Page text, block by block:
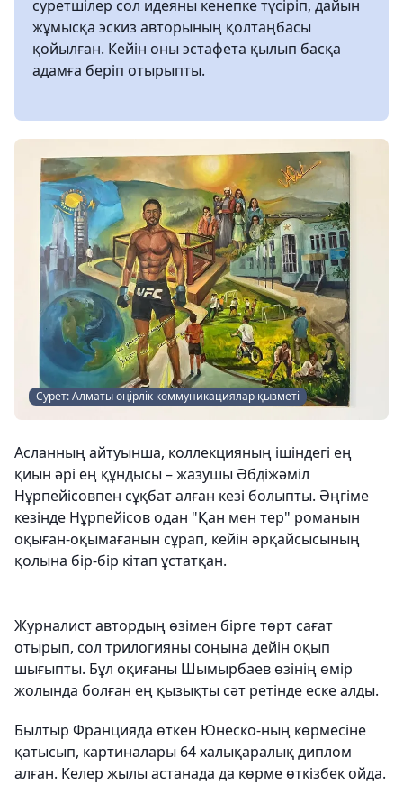
суретшілер сол идеяны кенепке түсіріп, дайын
жұмысқа эскиз авторының қолтаңбасы
қойылған. Кейін оны эстафета қылып басқа
адамға беріп отырыпты.
Сурет: Алматы өңірлік коммуникациялар қызметі
Асланның айтуынша, коллекцияның ішіндегі ең
қиын әрі ең құндысы – жазушы Әбдіжәміл
Нұрпейісовпен сұқбат алған кезі болыпты. Әңгіме
кезінде Нұрпейісов одан "Қан мен тер" романын
оқыған-оқымағанын сұрап, кейін әрқайсысының
қолына бір-бір кітап ұстатқан.
Журналист автордың өзімен бірге төрт сағат
отырып, сол трилогияны соңына дейін оқып
шығыпты. Бұл оқиғаны Шымырбаев өзінің өмір
жолында болған ең қызықты сәт ретінде еске алды.
Былтыр Францияда өткен Юнеско-ның көрмесіне
қатысып, картиналары 64 халықаралық диплом
алған. Келер жылы астанада да көрме өткізбек ойда.